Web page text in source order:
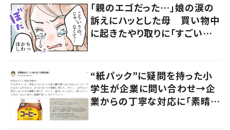
「親のエゴだった…」娘の涙の
訴えにハッとした母 買い物中
に起きたやり取りに「すごい分
“紙パック”に疑問を持った小
学生が企業に問い合わせ→企
業からの丁寧な対応に「素晴ら